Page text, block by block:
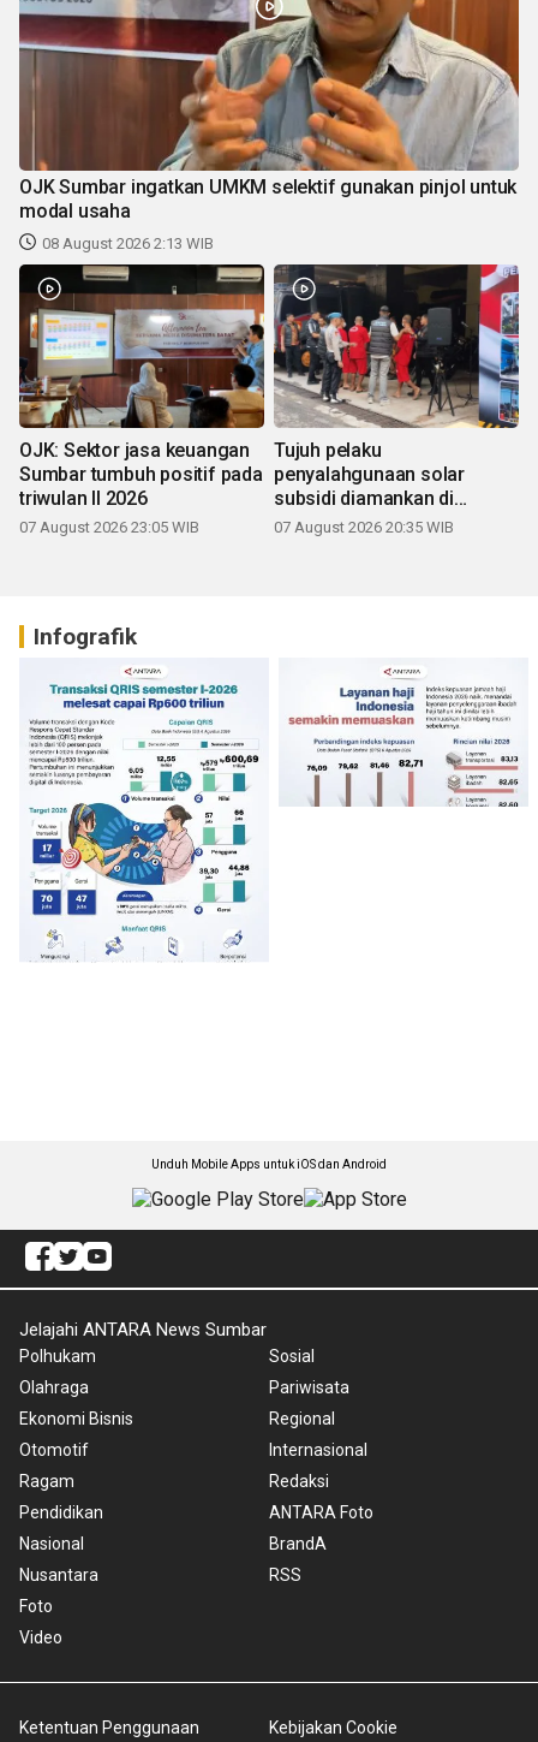
OJK Sumbar ingatkan UMKM selektif gunakan pinjol untuk
modal usaha
08 August 2026 2:13 WIB
OJK: Sektor jasa keuangan
Sumbar tumbuh positif pada
triwulan II 2026
07 August 2026 23:05 WIB
Tujuh pelaku
penyalahgunaan solar
subsidi diamankan di
Sumbar
07 August 2026 20:35 WIB
Infografik
Unduh Mobile Apps untuk iOS dan Android
Jelajahi ANTARA News Sumbar
Polhukam
Olahraga
Ekonomi Bisnis
Otomotif
Ragam
Pendidikan
Nasional
Nusantara
Foto
Video
Sosial
Pariwisata
Regional
Internasional
Redaksi
ANTARA Foto
BrandA
RSS
Ketentuan Penggunaan Kebijakan Cookie